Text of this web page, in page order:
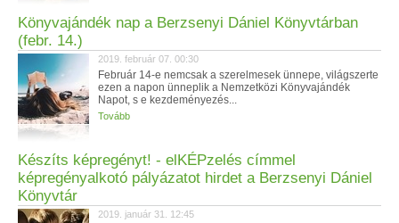
Könyvajándék nap a Berzsenyi Dániel Könyvtárban
(febr. 14.)
2019. február 07. 00:30
Február 14-e nemcsak a szerelmesek ünnepe, világszerte
ezen a napon ünneplik a Nemzetközi Könyvajándék
Napot, s e kezdeményezés...
Tovább
Készíts képregényt! - elKÉPzelés címmel
képregényalkotó pályázatot hirdet a Berzsenyi Dániel
Könyvtár
2019. január 31. 12:45